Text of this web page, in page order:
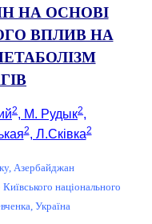
НА ОСНОВІ
ВПЛИВ НА
2, M. Рудык2,
2, Л.Сківка2
Азербайджан
національного
Україна